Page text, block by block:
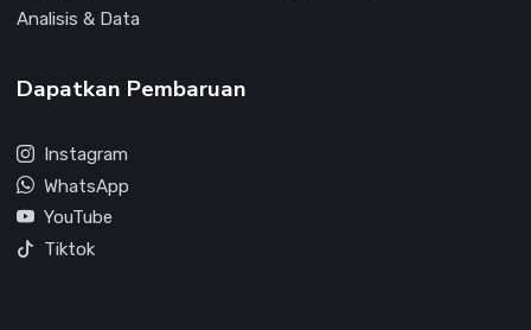
Analisis & Data
Dapatkan Pembaruan
Instagram
WhatsApp
YouTube
Tiktok